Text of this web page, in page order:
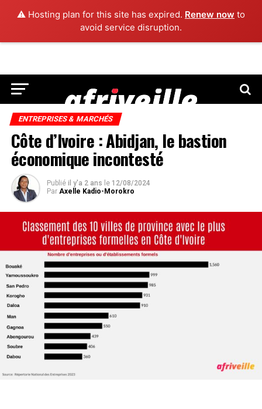
⚠️ Hosting plan for this site has expired. Renew now to
avoid service disruption.
ENTREPRISES & MARCHÉS
Côte d’Ivoire : Abidjan, le bastion
économique incontesté
Publié il y'a 2 ans le 12/08/2024
Par Axelle Kadio-Morokro